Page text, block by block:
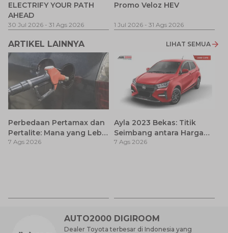
ELECTRIFY YOUR PATH
AHEAD
30 Jul 2026 - 31 Ags 2026
Promo Veloz HEV
1 Jul 2026 - 31 Ags 2026
ARTIKEL LAINNYA LIHAT SEMUA
Perbedaan Pertamax dan
Pertalite: Mana yang Lebih
Baik untuk Mobil Toyota
7 Ags 2026
Ayla 2023 Bekas: Titik
Seimbang antara Harga
dan Pembaruan Teknologi
7 Ags 2026
AUTO2000 DIGIROOM
Dealer Toyota terbesar di Indonesia yang